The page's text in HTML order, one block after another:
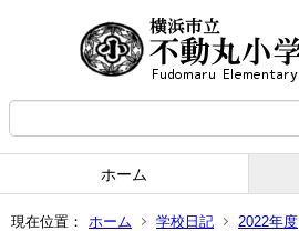
ホーム
現在位置： ホーム 学校日記
2022年度